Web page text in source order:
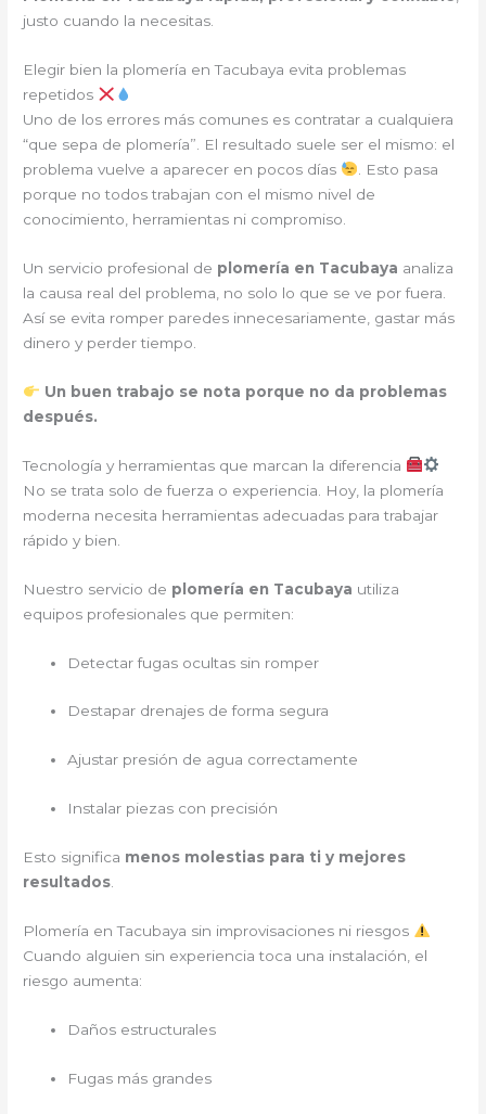
justo cuando la necesitas.
Elegir bien la plomería en Tacubaya evita problemas
repetidos
Uno de los errores más comunes es contratar a cualquiera
“que sepa de plomería”. El resultado suele ser el mismo: el
problema vuelve a aparecer en pocos días
. Esto pasa
porque no todos trabajan con el mismo nivel de
conocimiento, herramientas ni compromiso.
Un servicio profesional de plomería en Tacubaya analiza
la causa real del problema, no solo lo que se ve por fuera.
Así se evita romper paredes innecesariamente, gastar más
dinero y perder tiempo.
Un buen trabajo se nota porque no da problemas
después.
Tecnología y herramientas que marcan la diferencia
No se trata solo de fuerza o experiencia. Hoy, la plomería
moderna necesita herramientas adecuadas para trabajar
rápido y bien.
Nuestro servicio de plomería en Tacubaya utiliza
equipos profesionales que permiten:
Detectar fugas ocultas sin romper
Destapar drenajes de forma segura
Ajustar presión de agua correctamente
Instalar piezas con precisión
Esto significa menos molestias para ti y mejores
resultados
Plomería en Tacubaya sin improvisaciones ni riesgos
Cuando alguien sin experiencia toca una instalación, el
riesgo aumenta:
Daños estructurales
Fugas más grandes